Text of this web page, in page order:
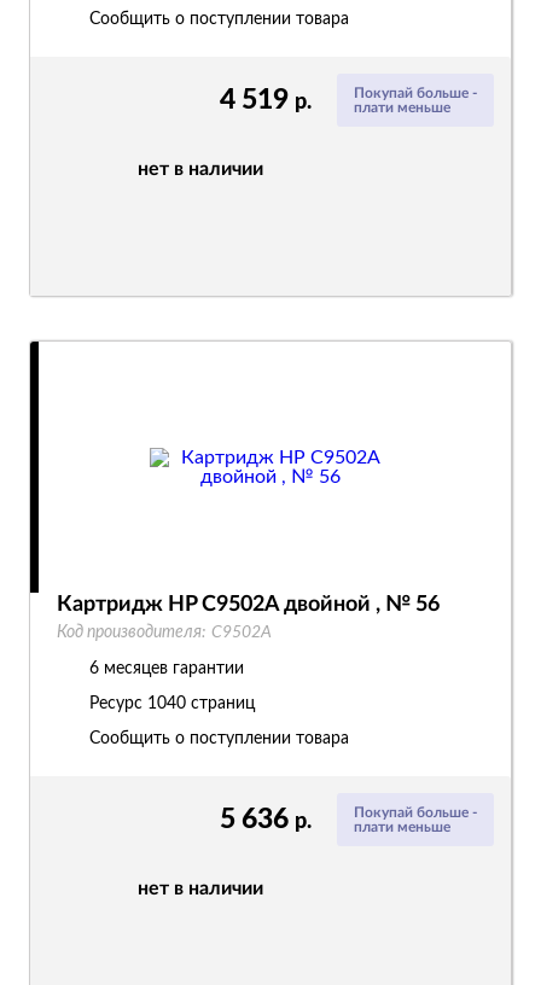
Покупай больше -
плати меньше
4 519 р.
нет в наличии
Сообщить о поступлении товара
Покупай больше -
плати меньше
5 636 р.
нет в наличии
Картридж HP C9502A двойной , № 56
Код производителя: C9502A
6 месяцев гарантии
Ресурс 1040 страниц
Сообщить о поступлении товара